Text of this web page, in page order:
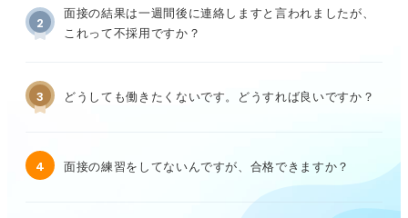
2
面接の結果は一週間後に連絡しますと言われましたが、
これって不採用ですか？
3 どうしても働きたくないです。どうすれば良いですか？
4 面接の練習をしてないんですが、合格できますか？